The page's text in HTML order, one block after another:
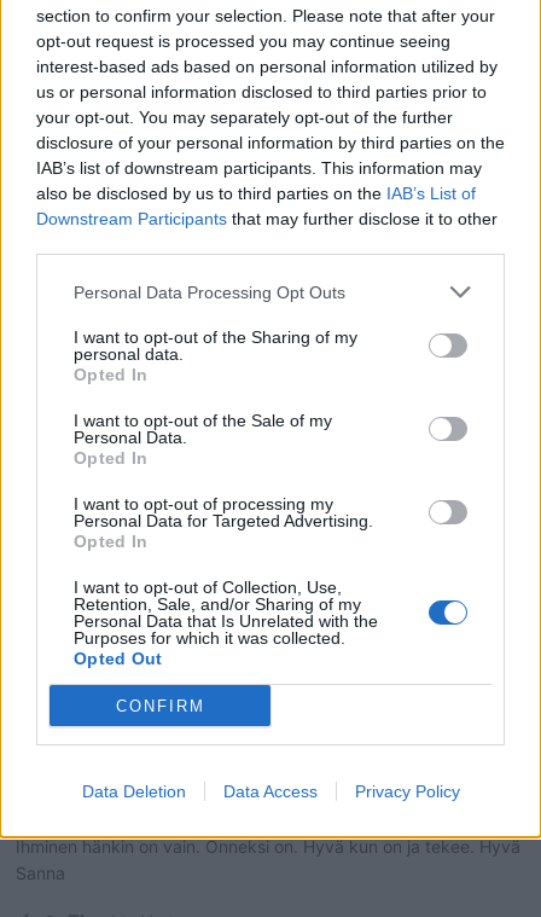
section to confirm your selection. Please note that after your
opt-out request is processed you may continue seeing
interest-based ads based on personal information utilized by
us or personal information disclosed to third parties prior to
your opt-out. You may separately opt-out of the further
disclosure of your personal information by third parties on the
IAB’s list of downstream participants. This information may
also be disclosed by us to third parties on the IAB’s List of
Downstream Participants that may further disclose it to other
Personal Data Processing Opt Outs
I want to opt-out of the Sharing of my
personal data.
Opted In
I want to opt-out of the Sale of my
Personal Data.
Opted In
I want to opt-out of processing my
Personal Data for Targeted Advertising.
Opted In
I want to opt-out of Collection, Use,
Retention, Sale, and/or Sharing of my
Personal Data that Is Unrelated with the
Purposes for which it was collected.
Opted Out
CONFIRM
Data Deletion Data Access Privacy Policy
Tagit Koronatesti Moka
Pääministeri
Pekka Haavisto
Sanna Marin
Kommenttiosio
Heräsikö ajatuksia? Kerro mielipiteesi.Tutustu kuitenkin
sääntöihin.
✨ Nimikone
KOMMENTTI
4 vuotta sitten
Ihminen hänkin on vain. Onneksi on. Hyvä kun on ja tekee. Hyvä
Sanna